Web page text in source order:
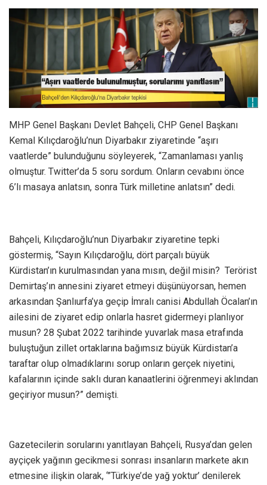
MHP Genel Başkanı Devlet Bahçeli, CHP Genel Başkanı
Kemal Kılıçdaroğlu’nun Diyarbakır ziyaretinde “aşırı
vaatlerde” bulunduğunu söyleyerek, “Zamanlaması yanlış
olmuştur. Twitter’da 5 soru sordum. Onların cevabını önce
6’lı masaya anlatsın, sonra Türk milletine anlatsın” dedi.
Bahçeli, Kılıçdaroğlu’nun Diyarbakır ziyaretine tepki
göstermiş, “Sayın Kılıçdaroğlu, dört parçalı büyük
Kürdistan’ın kurulmasından yana mısın, değil misin? Terörist
Demirtaş’ın annesini ziyaret etmeyi düşünüyorsan, hemen
arkasından Şanlıurfa’ya geçip İmralı canisi Abdullah Öcalan’ın
ailesini de ziyaret edip onlarla hasret gidermeyi planlıyor
musun? 28 Şubat 2022 tarihinde yuvarlak masa etrafında
buluştuğun zillet ortaklarına bağımsız büyük Kürdistan’a
taraftar olup olmadıklarını sorup onların gerçek niyetini,
kafalarının içinde saklı duran kanaatlerini öğrenmeyi aklından
geçiriyor musun?” demişti.
Gazetecilerin sorularını yanıtlayan Bahçeli, Rusya’dan gelen
ayçiçek yağının gecikmesi sonrası insanların markete akın
etmesine ilişkin olarak, ‘”Türkiye’de yağ yoktur’ denilerek